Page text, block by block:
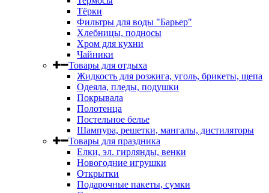
Тёрки
Фильтры для воды "Барьер"
Хлебницы, подносы
Хром для кухни
Чайники
Товары для отдыха
Жидкость для розжига, уголь, брикеты, щепа
Одеяла, пледы, подушки
Покрывала
Полотенца
Постельное белье
Шампура, решетки, мангалы, дистиляторы
Товары для праздника
Елки, эл. гирлянды, венки
Новогодние игрушки
Открытки
Подарочные пакеты, сумки